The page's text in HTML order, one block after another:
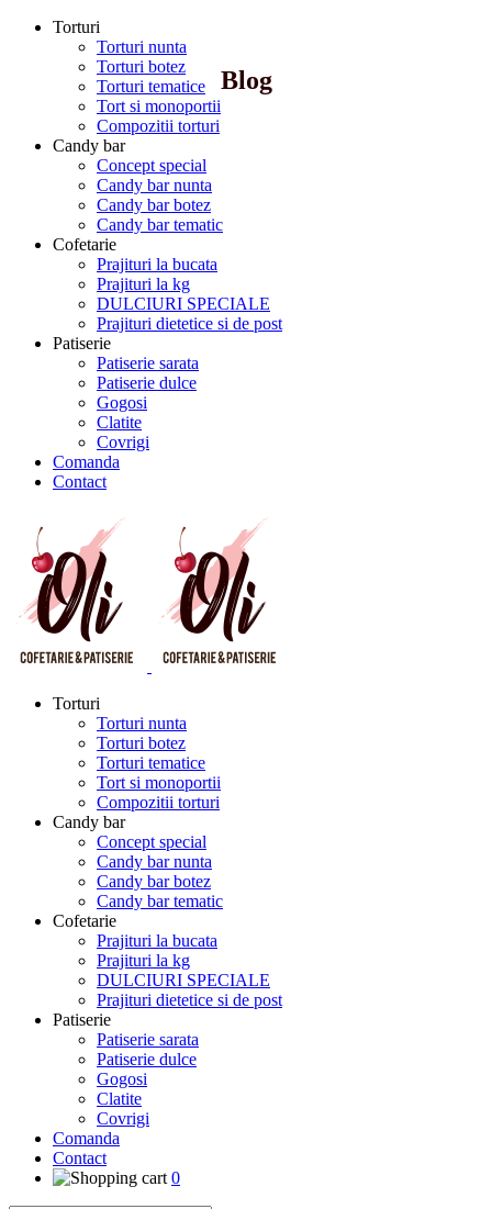
Torturi
Torturi nunta
Torturi botez
Torturi tematice
Tort si monoportii
Compozitii torturi
Candy bar
Concept special
Candy bar nunta
Candy bar botez
Candy bar tematic
Cofetarie
Prajituri la bucata
Prajituri la kg
DULCIURI SPECIALE
Prajituri dietetice si de post
Patiserie
Patiserie sarata
Patiserie dulce
Gogosi
Clatite
Covrigi
Comanda
Contact
Torturi
Torturi nunta
Torturi botez
Torturi tematice
Tort si monoportii
Compozitii torturi
Candy bar
Concept special
Candy bar nunta
Candy bar botez
Candy bar tematic
Cofetarie
Prajituri la bucata
Prajituri la kg
DULCIURI SPECIALE
Prajituri dietetice si de post
Patiserie
Patiserie sarata
Patiserie dulce
Gogosi
Clatite
Covrigi
Comanda
Contact
0
Blog